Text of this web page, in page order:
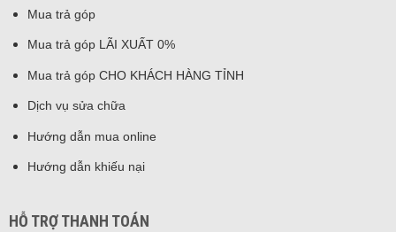
Mua trả góp
Mua trả góp LÃI XUẤT 0%
Mua trả góp CHO KHÁCH HÀNG TỈNH
Dịch vụ sửa chữa
Hướng dẫn mua online
Hướng dẫn khiếu nại
HỖ TRỢ THANH TOÁN